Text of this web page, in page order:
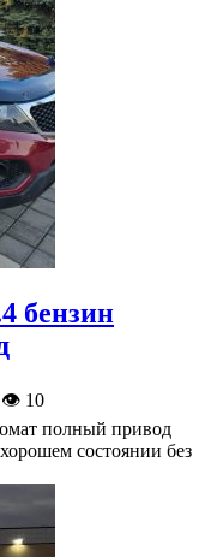
бензин
👁 10
полный привод
состоянии без